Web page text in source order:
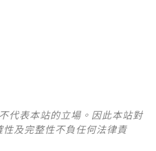
代表本站的立場。因此本站對
及完整性不負任何法律責